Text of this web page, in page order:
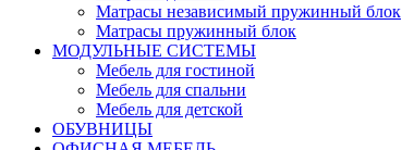
Матрасы независимый пружинный блок
Матрасы пружинный блок
МОДУЛЬНЫЕ СИСТЕМЫ
Мебель для гостиной
Мебель для спальни
Мебель для детской
ОБУВНИЦЫ